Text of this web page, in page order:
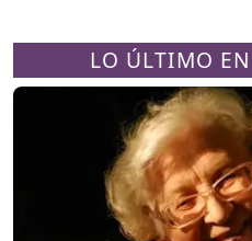
LO ÚLTIMO